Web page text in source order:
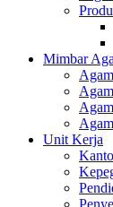
Mimbar
Unit Kerja